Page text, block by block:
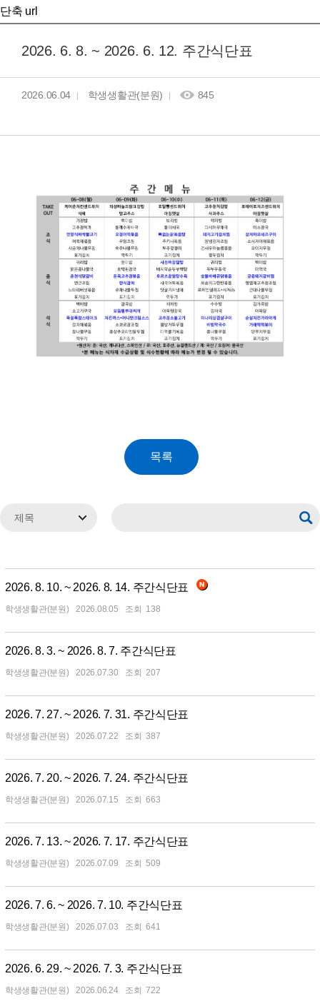
단축 url
2026. 6. 8. ~ 2026. 6. 12. 주간식단표
2026.06.04 학생생활관(분원) 845
2026. 8. 10. ~ 2026. 8. 14. 주간식단표
학생생활관(분원) 2026.08.05 138
2026. 8. 3. ~ 2026. 8. 7. 주간식단표
학생생활관(분원) 2026.07.30 207
2026. 7. 27. ~ 2026. 7. 31. 주간식단표
학생생활관(분원) 2026.07.22 387
2026. 7. 20. ~ 2026. 7. 24. 주간식단표
학생생활관(분원) 2026.07.15 663
2026. 7. 13. ~ 2026. 7. 17. 주간식단표
학생생활관(분원) 2026.07.09 509
2026. 7. 6. ~ 2026. 7. 10. 주간식단표
학생생활관(분원) 2026.07.03 641
2026. 6. 29. ~ 2026. 7. 3. 주간식단표
학생생활관(분원) 2026.06.24 722